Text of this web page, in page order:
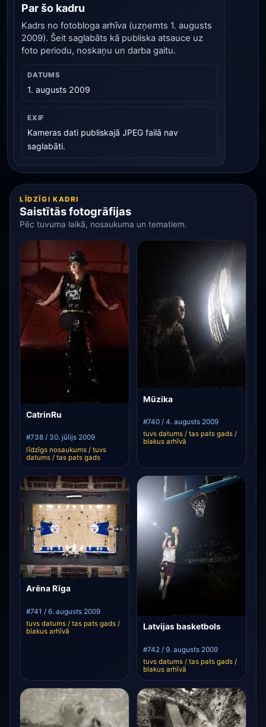
Par šo kadru
Kadrs no fotobloga arhīva (uzņemts 1. augusts
2009). Šeit saglabāts kā publiska atsauce uz
foto periodu, noskaņu un darba gaitu.
DATUMS
1. augusts 2009
EXIF
Kameras dati publiskajā JPEG failā nav
saglabāti.
LĪDZĪGI KADRI
Saistītās fotogrāfijas
Pēc tuvuma laikā, nosaukuma un tematiem.
CatrinRu
#738 / 30. jūlijs 2009
līdzīgs nosaukums / tuvs
datums / tas pats gads
Mūzika
#740 / 4. augusts 2009
tuvs datums / tas pats gads /
blakus arhīvā
Arēna Rīga
#741 / 6. augusts 2009
tuvs datums / tas pats gads /
blakus arhīvā
Latvijas basketbols
#742 / 9. augusts 2009
tuvs datums / tas pats gads /
blakus arhīvā